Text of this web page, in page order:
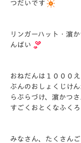
つだいです
リンガーハット・濵
んばい
おねだんは１０００
ぶんのおしょくじけ
らぶらづけ、濵かつ
すごくおとくなふく
みなさん、たくさん